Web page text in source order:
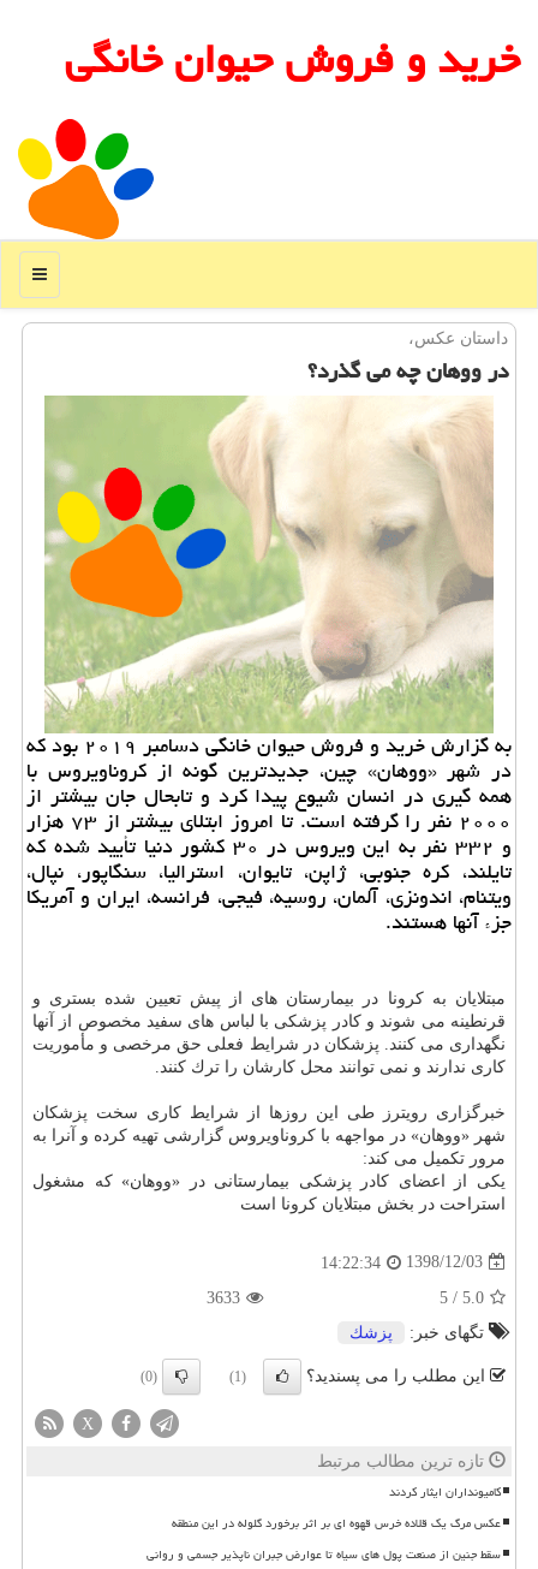
خرید و فروش حیوان خانگی
منو
داستان عكس،
در ووهان چه می گذرد؟
به گزارش خرید و فروش حیوان خانگی دسامبر ۲۰۱۹ بود كه
در شهر «ووهان» چین، جدیدترین گونه از كروناویروس با
همه گیری در انسان شیوع پیدا كرد و تابحال جان بیشتر از
۲۰۰۰ نفر را گرفته است. تا امروز ابتلای بیشتر از ۷۳ هزار
و ۳۳۲ نفر به این ویروس در ۳۰ كشور دنیا تأیید شده كه
تایلند، كره جنوبی، ژاپن، تایوان، استرالیا، سنگاپور، نپال،
ویتنام، اندونزی، آلمان، روسیه، فیجی، فرانسه، ایران و آمریكا
جزء آنها هستند.
مبتلایان به كرونا در بیمارستان های از پیش تعیین شده بستری و
قرنطینه می شوند و كادر پزشكی با لباس های سفید مخصوص از آنها
نگهداری می كنند. پزشكان در شرایط فعلی حق مرخصی و مأموریت
كاری ندارند و نمی توانند محل كارشان را ترك كنند.
خبرگزاری رویترز طی این روزها از شرایط كاری سخت پزشكان
شهر «ووهان» در مواجهه با كروناویروس گزارشی تهیه كرده و آنرا به
مرور تكمیل می كند:
یكی از اعضای كادر پزشكی بیمارستانی در «ووهان» كه مشغول
استراحت در بخش مبتلایان كرونا است
1398/12/03
14:22:34
5.0
/
5
3633
تگهای خبر:
پزشك
این مطلب را می پسندید؟ (1)
(0)
X
تازه ترین مطالب مرتبط
کامیونداران ایثار کردند
عکس مرگ یک قلاده خرس قهوه ای بر اثر برخورد گلوله در این منطقه
سقط جنین از صنعت پول های سیاه تا عوارض جبران ناپذیر جسمی و روانی